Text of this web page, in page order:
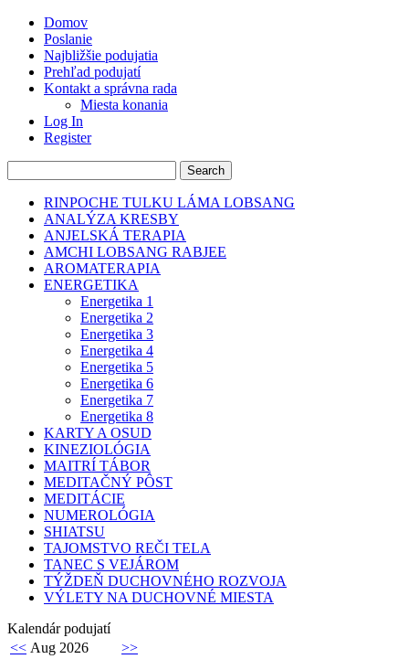
Domov
Poslanie
Najbližšie podujatia
Prehľad podujatí
Kontakt a správna rada
Miesta konania
Log In
Register
RINPOCHE TULKU LÁMA LOBSANG
ANALÝZA KRESBY
ANJELSKÁ TERAPIA
AMCHI LOBSANG RABJEE
AROMATERAPIA
ENERGETIKA
Energetika 1
Energetika 2
Energetika 3
Energetika 4
Energetika 5
Energetika 6
Energetika 7
Energetika 8
KARTY A OSUD
KINEZIOLÓGIA
MAITRÍ TÁBOR
MEDITAČNÝ PÔST
MEDITÁCIE
NUMEROLÓGIA
SHIATSU
TAJOMSTVO REČI TELA
TANEC S VEJÁROM
TÝŽDEŇ DUCHOVNÉHO ROZVOJA
VÝLETY NA DUCHOVNÉ MIESTA
Kalendár podujatí
<< Aug 2026
>>